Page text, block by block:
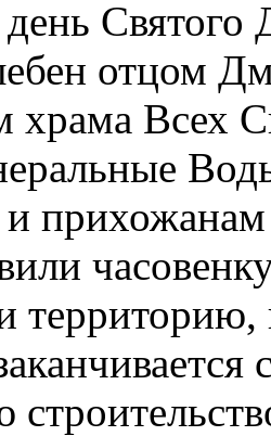
Святого
отцом
храма Всех
и